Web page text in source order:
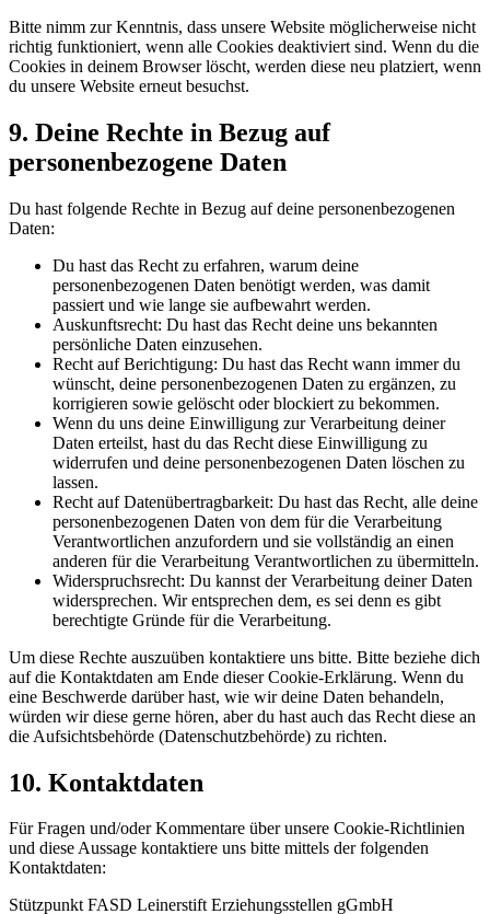
Bitte nimm zur Kenntnis, dass unsere Website möglicherweise nicht
richtig funktioniert, wenn alle Cookies deaktiviert sind. Wenn du die
Cookies in deinem Browser löscht, werden diese neu platziert, wenn
du unsere Website erneut besuchst.
9. Deine Rechte in Bezug auf
personenbezogene Daten
Du hast folgende Rechte in Bezug auf deine personenbezogenen
Daten:
Du hast das Recht zu erfahren, warum deine
personenbezogenen Daten benötigt werden, was damit
passiert und wie lange sie aufbewahrt werden.
Auskunftsrecht: Du hast das Recht deine uns bekannten
persönliche Daten einzusehen.
Recht auf Berichtigung: Du hast das Recht wann immer du
wünscht, deine personenbezogenen Daten zu ergänzen, zu
korrigieren sowie gelöscht oder blockiert zu bekommen.
Wenn du uns deine Einwilligung zur Verarbeitung deiner
Daten erteilst, hast du das Recht diese Einwilligung zu
widerrufen und deine personenbezogenen Daten löschen zu
lassen.
Recht auf Datenübertragbarkeit: Du hast das Recht, alle deine
personenbezogenen Daten von dem für die Verarbeitung
Verantwortlichen anzufordern und sie vollständig an einen
anderen für die Verarbeitung Verantwortlichen zu übermitteln.
Widerspruchsrecht: Du kannst der Verarbeitung deiner Daten
widersprechen. Wir entsprechen dem, es sei denn es gibt
berechtigte Gründe für die Verarbeitung.
Um diese Rechte auszuüben kontaktiere uns bitte. Bitte beziehe dich
auf die Kontaktdaten am Ende dieser Cookie-Erklärung. Wenn du
eine Beschwerde darüber hast, wie wir deine Daten behandeln,
würden wir diese gerne hören, aber du hast auch das Recht diese an
die Aufsichtsbehörde (Datenschutzbehörde) zu richten.
10. Kontaktdaten
Für Fragen und/oder Kommentare über unsere Cookie-Richtlinien
und diese Aussage kontaktiere uns bitte mittels der folgenden
Kontaktdaten:
Stützpunkt FASD Leinerstift Erziehungsstellen gGmbH